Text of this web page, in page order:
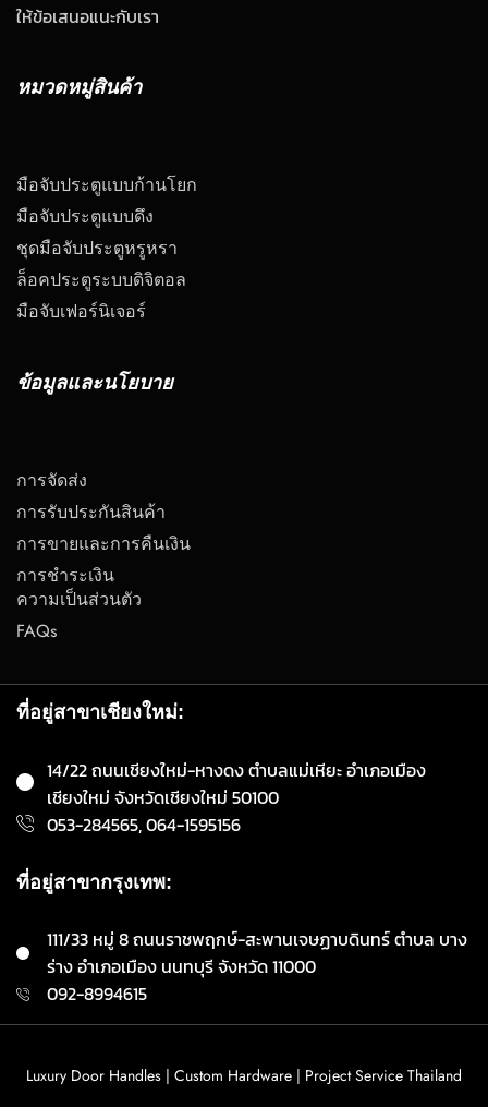
ให้ข้อเสนอแนะกับเรา
หมวดหมู่สินค้า
มือจับประตูแบบก้านโยก
มือจับประตูแบบดึง
ชุดมือจับประตูหรูหรา
ล็อคประตูระบบดิจิตอล
มือจับเฟอร์นิเจอร์
ข้อมูลและนโยบาย
การจัดส่ง
การรับประกันสินค้า
การขายและการคืนเงิน
การชำระเงิน
ความเป็นส่วนตัว
FAQs
ที่อยู่สาขาเชียงใหม่:
14/22 ถนนเชียงใหม่-หางดง ตำบลแม่เหียะ อำเภอเมือง
เชียงใหม่ จังหวัดเชียงใหม่ 50100
053-284565, 064-1595156
ที่อยู่สาขากรุงเทพ:
111/33 หมู่ 8 ถนนราชพฤกษ์-สะพานเจษฏาบดินทร์ ตำบล บาง
ร่าง อำเภอเมือง นนทบุรี จังหวัด 11000
092-8994615
Luxury Door Handles | Custom Hardware | Project Service Thailand